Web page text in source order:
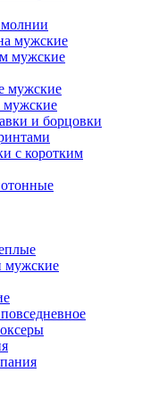
мужские
мужские
мужские
мужские
и борцовки
с коротким
мужские